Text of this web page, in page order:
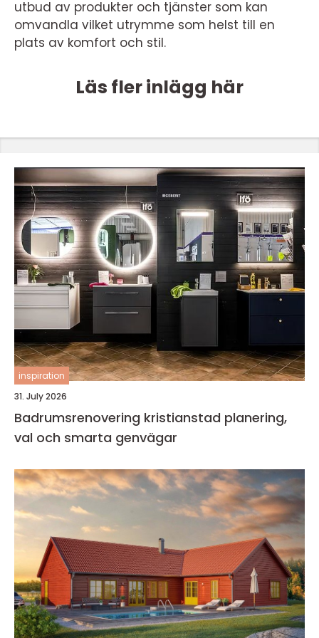
utbud av produkter och tjänster som kan
omvandla vilket utrymme som helst till en
plats av komfort och stil.
Läs fler inlägg här
inspiration
31. July 2026
Badrumsrenovering kristianstad planering,
val och smarta genvägar